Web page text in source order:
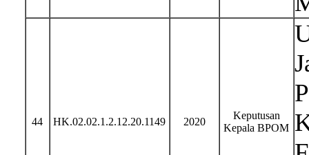
44 HK.02.02.1.2.12.20.1149 2020
Keputusan
Kepala BPOM